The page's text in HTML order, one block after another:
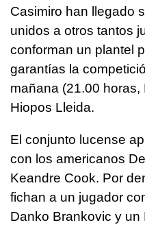
Casimiro han llegado
unidos a otros tantos
conforman un plantel
garantías la
mañana (21.00
Hiopos Lleida.
El conjunto lucense
con los americanos
Keandre Cook. Por
fichan a un jugador
Danko Brankovic y